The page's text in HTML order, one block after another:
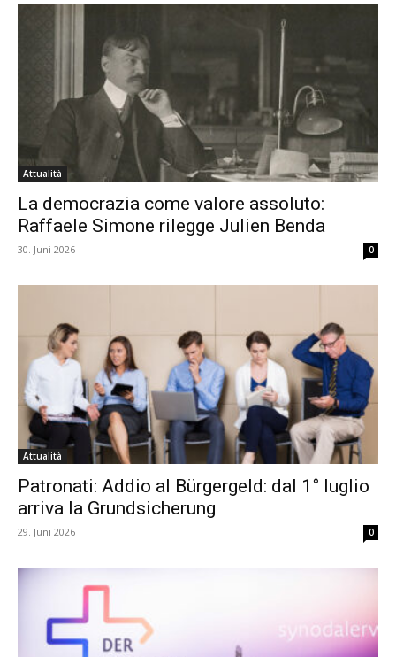
Attualità
La democrazia come valore assoluto:
Raffaele Simone rilegge Julien Benda
30. Juni 2026 0
Attualità
Patronati: Addio al Bürgergeld: dal 1° luglio
arriva la Grundsicherung
29. Juni 2026 0